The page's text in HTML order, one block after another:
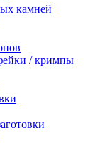
камней
/ кримпы